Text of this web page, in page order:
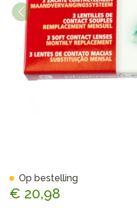
€ 20,98
Op bestelling